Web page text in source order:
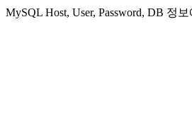
MySQL Host, User, Password, DB 정